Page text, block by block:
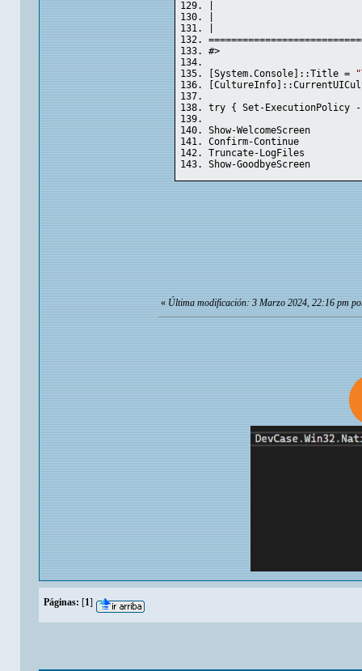
#>
[System.Console]::Title =
try { Set-ExecutionPolicy
Show-WelcomeScreen
Confirm-Continue
Truncate-LogFiles
Show-GoodbyeScreen
«Última modificación: 3 Marzo 2024, 22:16 pm
Páginas: [1]